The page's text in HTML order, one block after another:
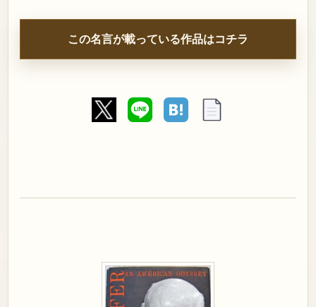
この名言が載っている作品はコチラ